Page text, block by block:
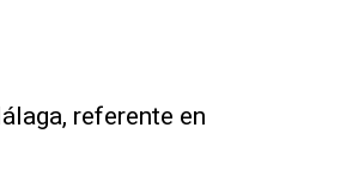
referente en